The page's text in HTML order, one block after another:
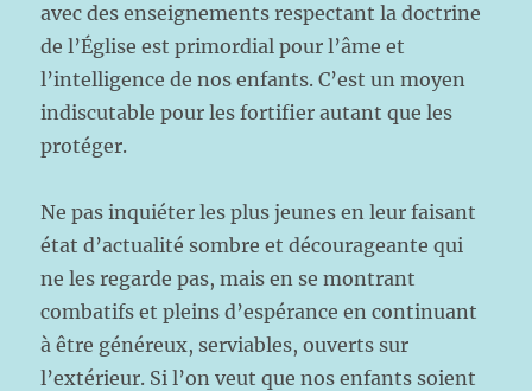
avec des enseignements respectant la doctrine
de l’Église est primordial pour l’âme et
l’intelligence de nos enfants. C’est un moyen
indiscutable pour les fortifier autant que les
protéger.
Ne pas inquiéter les plus jeunes en leur faisant
état d’actualité sombre et décourageante qui
ne les regarde pas, mais en se montrant
combatifs et pleins d’espérance en continuant
à être généreux, serviables, ouverts sur
l’extérieur. Si l’on veut que nos enfants soient